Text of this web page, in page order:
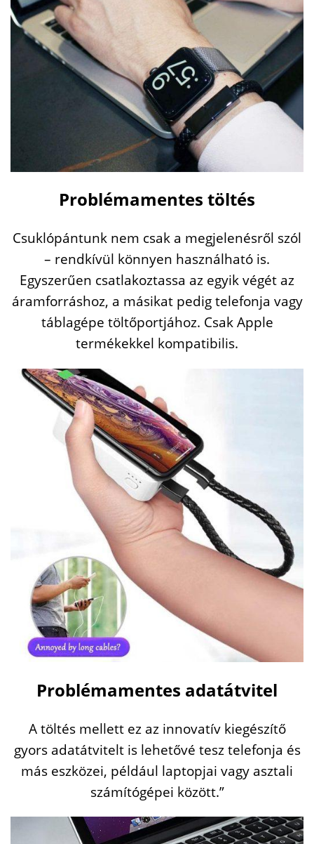
Problémamentes töltés
Csuklópántunk nem csak a megjelenésről szól
– rendkívül könnyen használható is.
Egyszerűen csatlakoztassa az egyik végét az
áramforráshoz, a másikat pedig telefonja vagy
táblagépe töltőportjához. Csak Apple
termékekkel kompatibilis.
Problémamentes adatátvitel
A töltés mellett ez az innovatív kiegészítő
gyors adatátvitelt is lehetővé tesz telefonja és
más eszközei, például laptopjai vagy asztali
számítógépei között.”